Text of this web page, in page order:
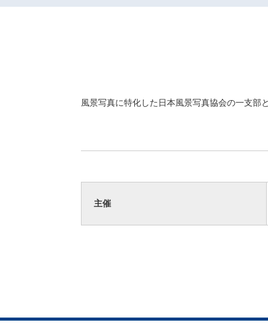
風景写真に特化した日本風景写真協会の一支部
主催